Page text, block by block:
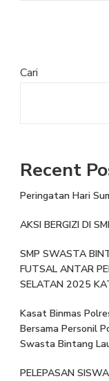
Cari
Recent
Peringatan Hari
AKSI BERGIZI DI
SMP SWASTA
FUTSAL ANTAR
SELATAN 2025
Kasat Binmas
Bersama Personil
Swasta Bintang
PELEPASAN